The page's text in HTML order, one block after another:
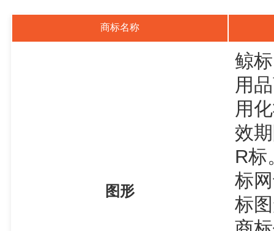
商标名称
图形
鲸
用
用
效
R标
标
标